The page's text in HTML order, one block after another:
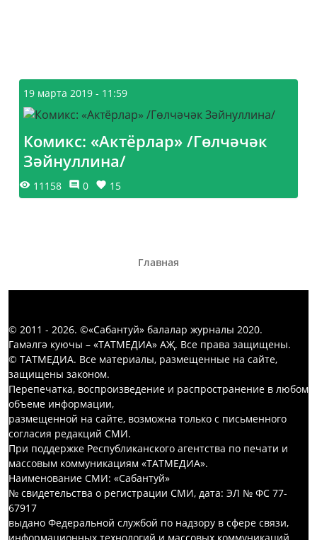
19 марта 2019 - 11:59
Комикс: «Актёрлар» /Гөлчәчәк
Зәйнуллина/
11158 0 15
Главная
© 2011 - 2026. ©«Сабантуй» балалар журналы 2020.
Гамәлгә куючы – «ТАТМЕДИА» АҖ. Все права защищены.
© ТАТМЕДИА. Все материалы, размещенные на сайте,
защищены законом.
Перепечатка, воспроизведение и распространение в любом
объеме информации,
размещенной на сайте, возможна только с письменного
согласия редакций СМИ.
При поддержке Республиканского агентства по печати и
массовым коммуникациям «ТАТМЕДИА».
Наименование СМИ: «Сабантуй»
№ свидетельства о регистрации СМИ, дата: ЭЛ № ФС 77-
67917
выдано Федеральной службой по надзору в сфере связи,